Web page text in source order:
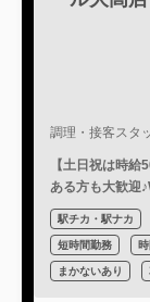
調理・接客スタ
【土日祝は時
ある方も大歓迎
駅チカ・駅ナカ
短時間勤務
まかないあり